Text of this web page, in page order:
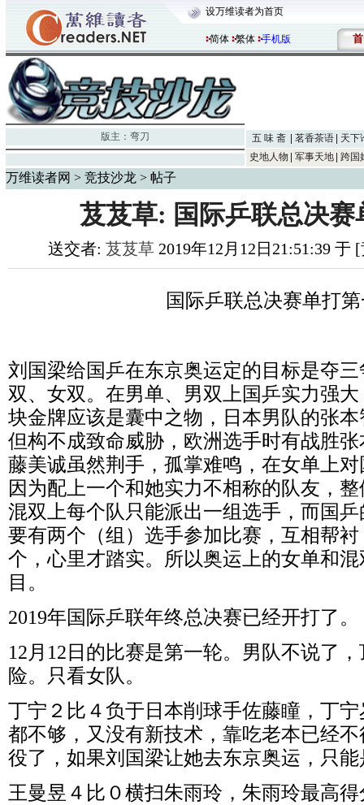
设万维读者为首页
简体 繁体 手机版 首
版主： 弯刀 五 味 斋 茗香茶语
天下
史地人物
军事天地 跨国
万维读者网 > 竞技沙龙 > 帖子
芨芨草: 国际乒联总决赛
送交者: 芨芨草 2019年12月12日21:51:39 于
国际乒联总决赛单打
刘国梁给国乒在东京奥运定的目标是夺
双、女双。在男单、男双上国乒实力强
块金牌应该是囊中之物，日本男队的张
但构不成致命威胁，欧洲选手时有战胜
藤美诚虽然荆手，孤掌难鸣，在女单上
因为配上一个和她实力不相称的队友，
混双上每个队只能派出一组选手，而国
要有两个（组）选手参加比赛，互相帮
个，心里才踏实。所以奥运上的女单和
目。
2019年国际乒联年终总决赛已经开打了。
12 月 12 日的比赛是第一轮。男队不说了
险。只看女队。
丁宁２比４负于 日本削球手佐藤瞳，丁
都不够，又没有新技术，靠吃老本已经
役了，如果刘国梁让她去东京奥运，只
王曼昱４比０横扫朱雨玲，朱雨玲最高